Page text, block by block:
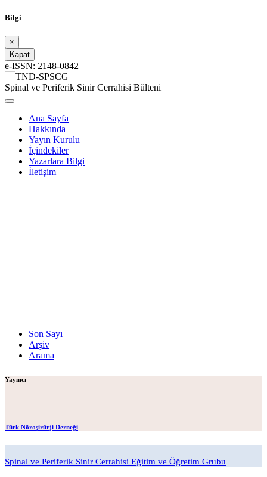
Bilgi
×
Kapat
e-ISSN: 2148-0842
TND-SPSCG
Spinal ve Periferik Sinir Cerrahisi Bülteni
Ana Sayfa
Hakkında
Yayın Kurulu
İçindekiler
Yazarlara Bilgi
İletişim
Son Sayı
Arşiv
Arama
Yayıncı
Türk Nöroşirürji Derneği
Spinal ve Periferik Sinir Cerrahisi Eğitim ve Öğretim Grubu